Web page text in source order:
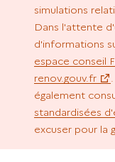
simulations
Dans l'attente
d'informations
espace conseil
renov.gouv.fr
également
standardisées
excuser pour la